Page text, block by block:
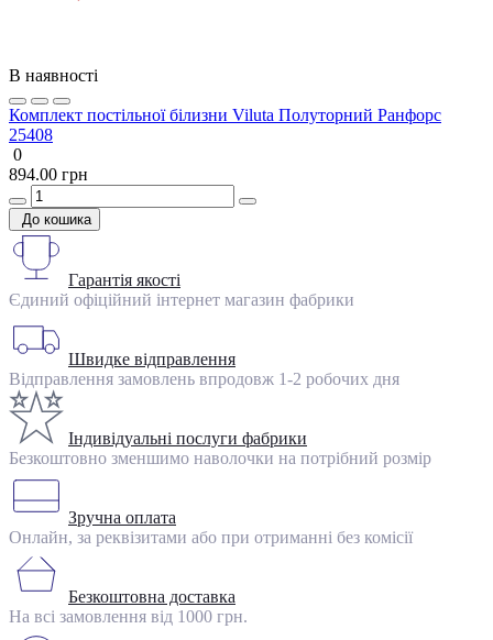
В наявності
Комплект постільної білизни Viluta Полуторний Ранфорс
25408
0
894.00 грн
До кошика
Гарантія якості
Єдиний офіційний інтернет магазин фабрики
Швидке відправлення
Відправлення замовлень впродовж 1-2 робочих дня
Індивідуальні послуги фабрики
Безкоштовно зменшимо наволочки на потрібний розмір
Зручна оплата
Онлайн, за реквізитами або при отриманні без комісії
Безкоштовна доставка
На всі замовлення від 1000 грн.